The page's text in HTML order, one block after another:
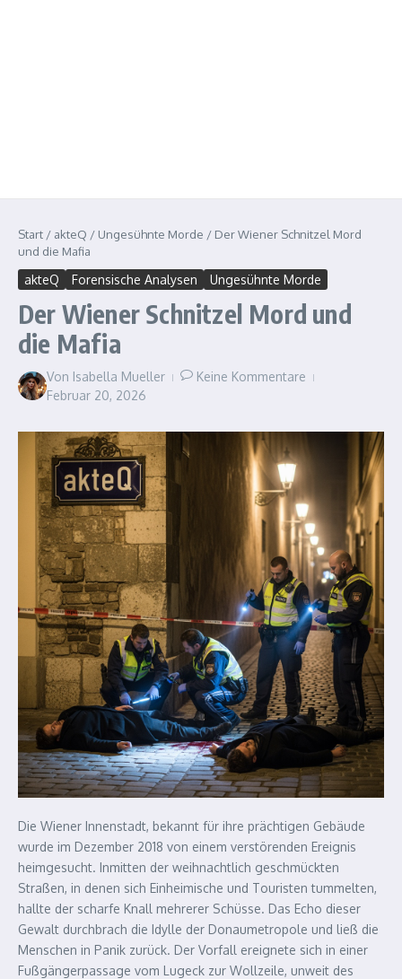
Start / akteQ / Ungesühnte Morde / Der Wiener Schnitzel Mord
und die Mafia
akteQ Forensische Analysen Ungesühnte Morde
Der Wiener Schnitzel Mord und
die Mafia
Von Isabella Mueller
Keine Kommentare
Februar 20, 2026
Die Wiener Innenstadt, bekannt für ihre prächtigen Gebäude
wurde im Dezember 2018 von einem verstörenden Ereignis
heimgesucht. Inmitten der weihnachtlich geschmückten
Straßen, in denen sich Einheimische und Touristen tummelten,
hallte der scharfe Knall mehrerer Schüsse. Das Echo dieser
Gewalt durchbrach die Idylle der Donaumetropole und ließ die
Menschen in Panik zurück. Der Vorfall ereignete sich in einer
Fußgängerpassage vom Lugeck zur Wollzeile, unweit des